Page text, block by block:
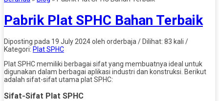
Pabrik Plat SPHC Bahan Terbaik
Diposting pada 19 July 2024 oleh orderbaja / Dilihat: 83 kali /
Kategori: Plat SPHC
Plat SPHC memiliki berbagai sifat yang membuatnya ideal untuk
digunakan dalam berbagai aplikasi industri dan konstruksi. Berikut
adalah sifat-sifat utama plat SPHC:
Sifat-Sifat Plat SPHC